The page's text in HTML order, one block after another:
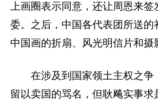
上画圈表示同意，还让周恩来
委。之后，中国各代表团所送的
中国画的折扇、风光明信片和摄
在涉及到国家领土主权之争
留以卖国的骂名，但耿飚实事求